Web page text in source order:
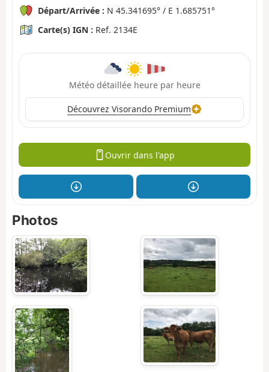
Départ/Arrivée : N 45.341695° / E 1.685751°
Carte(s) IGN : Ref. 2134E
Météo détaillée heure par heure
Découvrez Visorando Premium
Ouvrir dans l'app
Photos